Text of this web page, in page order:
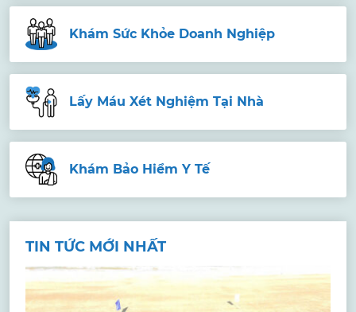
Khám Sức Khỏe Doanh Nghiệp
Lấy Máu Xét Nghiệm Tại Nhà
Khám Bảo Hiểm Y Tế
TIN TỨC MỚI NHẤT